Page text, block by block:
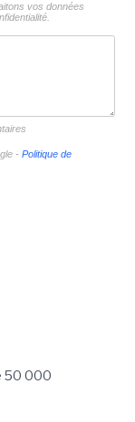
vos données
- Politique de
50 000